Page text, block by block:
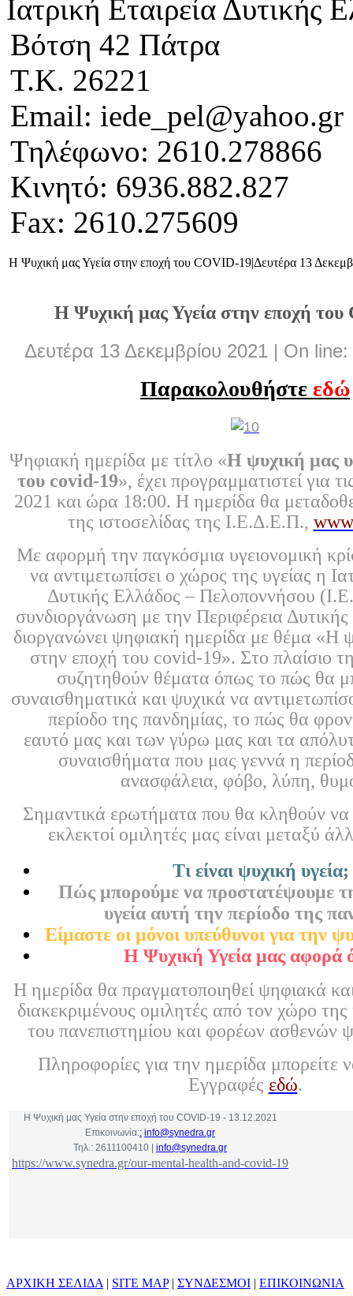
Ιατρική Εταιρεία
Βότση 42 Πάτρα
Τ.Κ. 26221
Email: iede_pel@yahoo.gr
Τηλέφωνο: 2610.278866
Κινητό: 6936.882.827
Fax: 2610.275609
Η Ψυχική μας Υγεία στην εποχή του COVID-19|Δευτέρα 13
Η Ψυχική μας Υγεία στην εποχή
Δευτέρα 13 Δεκεμβρίου 2021 | On line:
Παρακολουθήστε εδώ
Ψηφιακή ημερίδα με τίτλο «Η ψυχική μας
του covid-19», έχει προγραμματιστεί για
2021 και ώρα 18:00. Η ημερίδα θα
της ιστοσελίδας της Ι.Ε.Δ.Ε.Π.,
Με αφορμή την παγκόσμια υγειονομική
να αντιμετωπίσει ο χώρος της υγείας η
Δυτικής Ελλάδος – Πελοποννήσου
συνδιοργάνωση με την Περιφέρεια
διοργανώνει ψηφιακή ημερίδα με θέμα «Η
στην εποχή του covid-19». Στο πλαίσιο
συζητηθούν θέματα όπως το πώς θα
συναισθηματικά και ψυχικά να
περίοδο της πανδημίας, το πώς θα
εαυτό μας και των γύρω μας και τα
συναισθήματα που μας γεννά η
ανασφάλεια, φόβο, λύπη,
Σημαντικά ερωτήματα που θα κληθούν να
εκλεκτοί ομιλητές μας είναι μεταξύ
Τι είναι ψυχική υγεία;
Πώς μπορούμε να προστατέψουμε
υγεία αυτή την περίοδο της
Είμαστε οι μόνοι υπεύθυνοι για την
Η Ψυχική Υγεία μας αφορά
Η ημερίδα θα πραγματοποιηθεί ψηφιακά
διακεκριμένους ομιλητές από τον χώρο της
του πανεπιστημίου και φορέων ασθενών
Πληροφορίες για την ημερίδα μπορείτε
Εγγραφές εδώ.
Η Ψυχική μας Υγεία στην εποχή του COVID-19 - 13.12.2021
Επικοινωνία:: info@synedra.gr
Τηλ.: 2611100410 | info@synedra.gr
https://www.synedra.gr/our-mental-health-and-covid-19
ΑΡΧΙΚΗ ΣΕΛΙΔΑ | SITE MAP| ΣΥΝΔΕΣΜΟΙ | ΕΠΙΚΟΙΝΩΝΙΑ